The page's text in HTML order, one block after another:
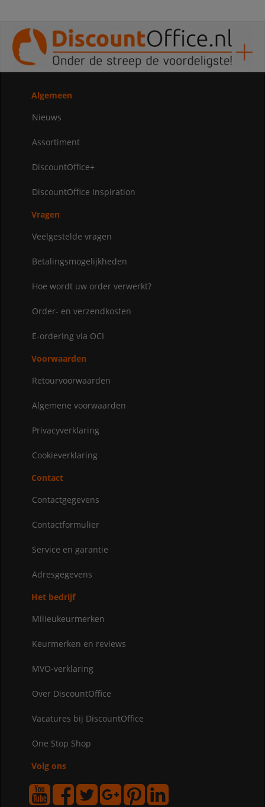
Algemeen
Nieuws
Assortiment
DiscountOffice+
DiscountOffice Inspiration
Vragen
Veelgestelde vragen
Betalingsmogelijkheden
Hoe wordt uw order verwerkt?
Order- en verzendkosten
E-ordering via OCI
Voorwaarden
Retourvoorwaarden
Algemene voorwaarden
Privacyverklaring
Cookieverklaring
Contact
Contactgegevens
Contactformulier
Service en garantie
Adresgegevens
Het bedrijf
Milieukeurmerken
Keurmerken en reviews
MVO-verklaring
Over DiscountOffice
Vacatures bij DiscountOffice
One Stop Shop
Volg ons